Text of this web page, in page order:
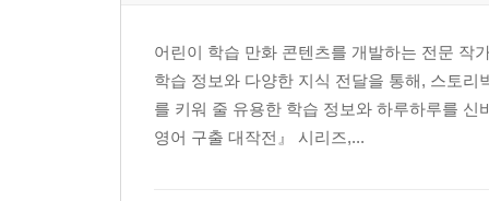
어린이 학습 만화 콘텐츠를 개발하는 전문 작
학습 정보와 다양한 지식 전달을 통해, 스토
를 키워 줄 유용한 학습 정보와 하루하루를
영어 구출 대작전』 시리즈,...